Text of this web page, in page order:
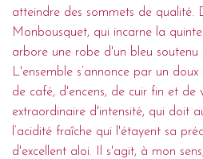
atteindre des sommets de qualité.
Monbousquet, qui incarne la
arbore une robe d'un bleu soutenu
L'ensemble s’annonce par un
de café, d'encens, de cuir fin et de
extraordinaire d'intensité, qui doit
l’acidité fraîche qui l'étayent sa
d'excellent aloi. Il s'agit, à mon